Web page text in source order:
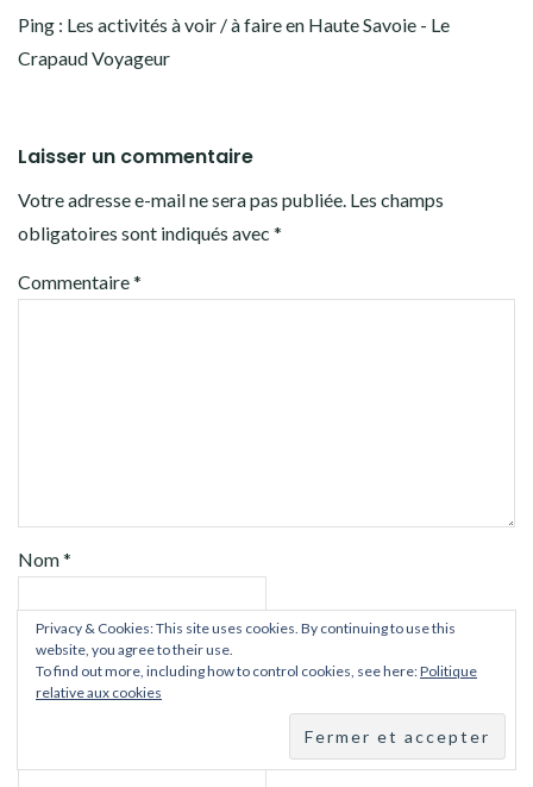
Ping : Les activités à voir / à faire en Haute Savoie - Le
Crapaud Voyageur
Laisser un commentaire
Votre adresse e-mail ne sera pas publiée. Les champs
obligatoires sont indiqués avec *
Commentaire*
Nom*
E-mail*
Privacy & Cookies: This site uses cookies. By continuing to use this
website, you agree to their use.
To find out more, including how to control cookies, see here:Politique
relative aux cookies